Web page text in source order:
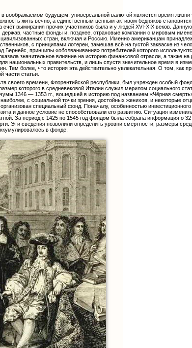
будущем, универсальной валютой является время
жить вечно, а единственным ценным активом бедняков
счёт вымирания прочих участников была и у людей XVI-XIX веков.
держав, частные фонды и, позднее, страховые компании с мировым
стран, включая и Россию. Именно американцам
с принципами лотереи, замешав всё на густой закваске из
Бернейс, принципы «оболванивания» потребителей которого
значительное влияние на историю финансовой отрасли, а также
национальных правительств, и лишь спустя значительное время в
Тем более, что история эта действительно увлекательная. О том, как
части статьи.
своего времени, Флорентийской республики, был учрежден особый
которого в средневековой Италии служил мерилом социального
1346 — 1353 гг., вошедшей в историю под названием «Чёрная
с социальной точки зрения, достойных женихов, и некоторые
специальный фонд. Поначалу, особенностью
и данное условие не способствовали его развитию. Ситуация
За период с 1425 по 1545 год фондом была собрана информация о
Эти сведения позволили определить уровни смертности, размеры
в фонде.